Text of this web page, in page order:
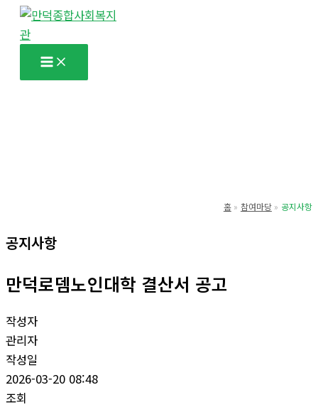
홈 참여마당 공지사항
공지사항
만덕로뎀노인대학 결산서 공고
작성자
관리자
작성일
2026-03-20 08:48
조회